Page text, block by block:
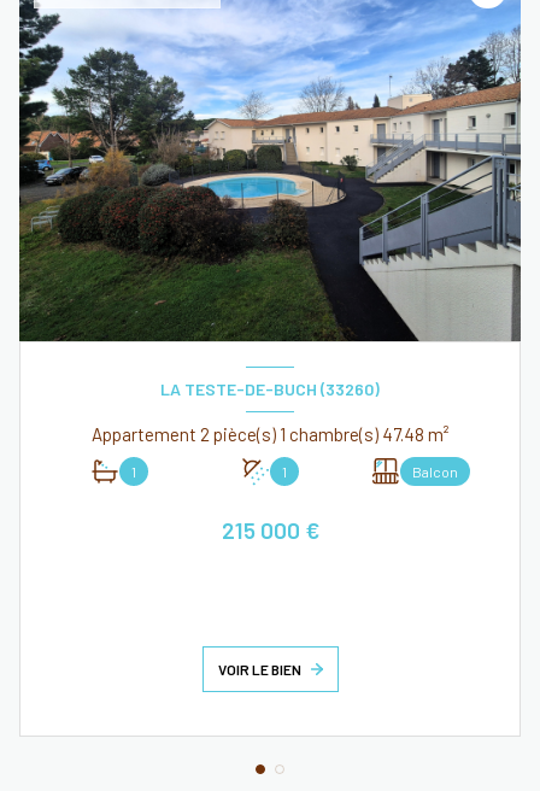
LA TESTE-DE-BUCH (33260)
Appartement 2 pièce(s) 1 chambre(s) 47.48 m²
1 1 Balcon
215 000 €
VOIR LE BIEN